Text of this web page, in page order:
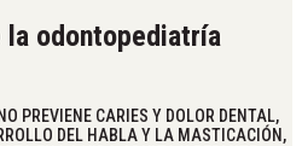
la odontopediatría
PREVIENE CARIES Y DOLOR DENTAL,
DEL HABLA Y LA MASTICACIÓN,